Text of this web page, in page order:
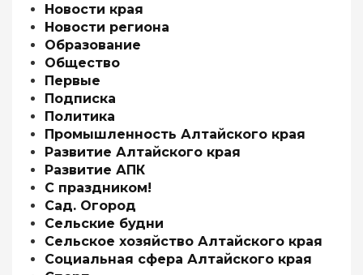
Новости края
Новости региона
Образование
Общество
Первые
Подписка
Политика
Промышленность Алтайского края
Развитие Алтайского края
Развитие АПК
С праздником!
Сад. Огород
Сельские будни
Сельское хозяйство Алтайского края
Социальная сфера Алтайского края